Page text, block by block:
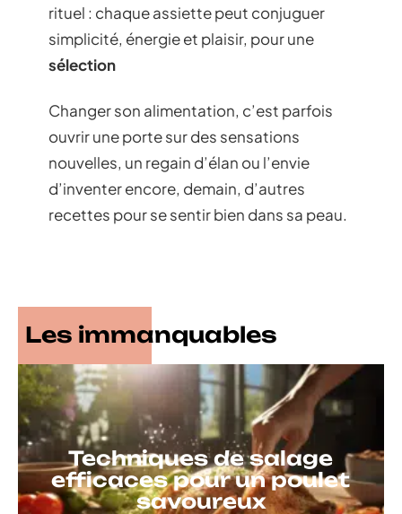
rituel : chaque assiette peut conjuguer
simplicité, énergie et plaisir, pour une
sélection
Changer son alimentation, c’est parfois
ouvrir une porte sur des sensations
nouvelles, un regain d’élan ou l’envie
d’inventer encore, demain, d’autres
recettes pour se sentir bien dans sa peau.
Les immanquables
Techniques de salage
efficaces pour un poulet
savoureux